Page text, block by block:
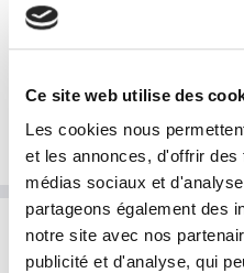
Ce site web utilise des
Les cookies nous
et les annonces, d'offrir
médias sociaux et
partageons également des
notre site avec nos
publicité et d'analyse, qui
Ajouter au
INFORMATIONS PRATIQUES